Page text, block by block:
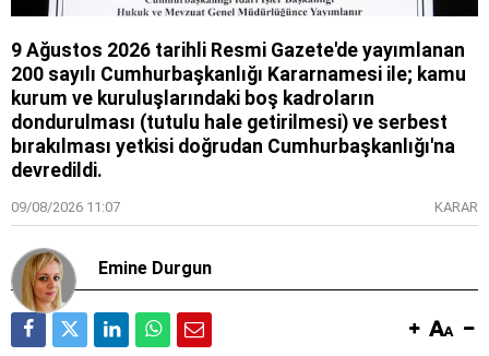
9 Ağustos 2026 tarihli Resmi Gazete'de yayımlanan
200 sayılı Cumhurbaşkanlığı Kararnamesi ile; kamu
kurum ve kuruluşlarındaki boş kadroların
dondurulması (tutulu hale getirilmesi) ve serbest
bırakılması yetkisi doğrudan Cumhurbaşkanlığı'na
devredildi.
09/08/2026 11:07 KARAR
Emine Durgun